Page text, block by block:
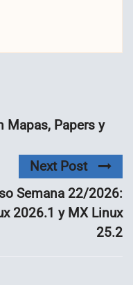
Mapas, Papers y
Next Post
Semana 22/2026:
2026.1 y MX Linux
25.2